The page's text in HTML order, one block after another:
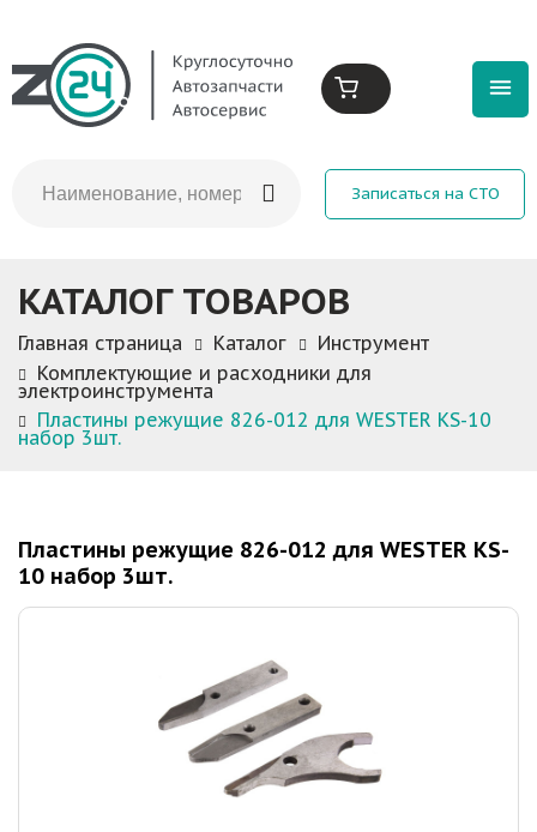
Записаться на СТО
КАТАЛОГ ТОВАРОВ
Главная страница Каталог
Инструмент
Комплектующие и расходники для
электроинструмента
Пластины режущие 826-012 для WESTER KS-10
набор 3шт.
Пластины режущие 826-012 для WESTER KS-
10 набор 3шт.